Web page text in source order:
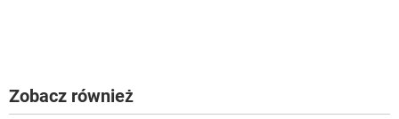
Zobacz również